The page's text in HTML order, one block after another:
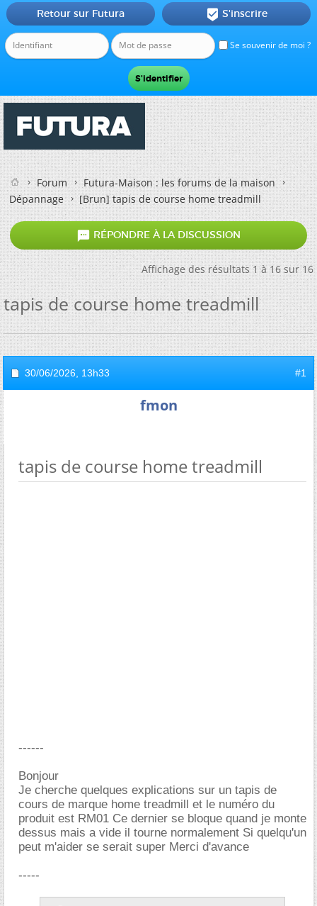
Se souvenir de moi ?
Retour sur Futura  S'inscrire
Forum
Futura-Maison : les forums de la maison
Dépannage
[Brun]tapis de course home treadmill
 RÉPONDRE À LA DISCUSSION
Affichage des résultats 1 à 16 sur 16
tapis de course home treadmill
30/06/2026, 13h33 #1
fmon
tapis de course home treadmill
------
Bonjour
Je cherche quelques explications sur un tapis de
cours de marque home treadmill et le numéro du
produit est RM01 Ce dernier se bloque quand je monte
dessus mais a vide il tourne normalement Si quelqu'un
peut m'aider se serait super Merci d'avance
-----